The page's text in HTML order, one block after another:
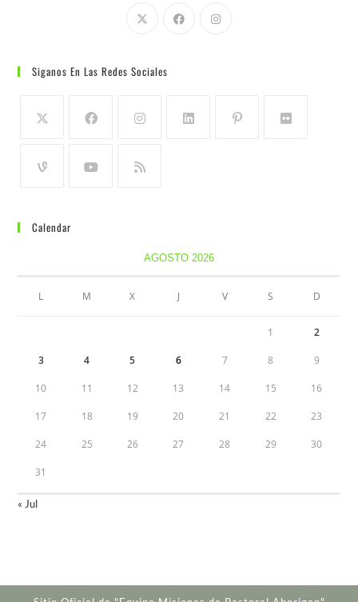
Siganos En Las Redes Sociales
Calendar
AGOSTO 2026
L M X J V S D
1 2
3 4 5 6 7 8 9
10 11 12 13 14 15 16
17 18 19 20 21 22 23
24 25 26 27 28 29 30
31
« Jul